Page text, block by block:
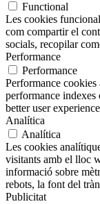
Functional
Les cookies
com compartir el
socials, recopilar
Performance
Performance
Performance cookies
performance
better user
Analítica
Analítica
Les cookies
visitants amb el lloc
informació sobre
rebots, la font del
Publicitat